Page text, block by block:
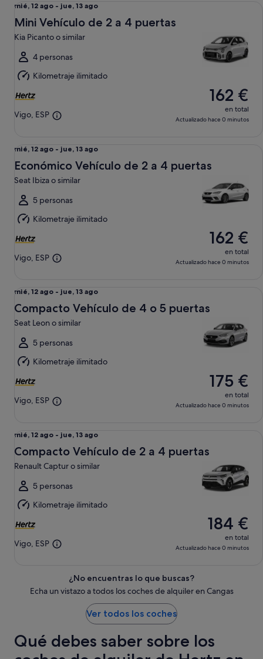
Del
mié,
12
ago
al
jue,
13
ago
mié, 12 ago - jue, 13 ago
Mini Vehículo de 2 a 4 puertas
Kia Picanto o similar
4 personas
Kilometraje ilimitado
Vigo, ESP
162 €
en total
Actualizado hace 0 minutos
Del
mié,
12
ago
al
jue,
13
ago
mié, 12 ago - jue, 13 ago
Económico Vehículo de 2 a 4 puertas
Seat Ibiza o similar
5 personas
Kilometraje ilimitado
Vigo, ESP
162 €
en total
Actualizado hace 0 minutos
Del
mié,
12
ago
al
jue,
13
ago
mié, 12 ago - jue, 13 ago
Compacto Vehículo de 4 o 5 puertas
Seat Leon o similar
5 personas
Kilometraje ilimitado
Vigo, ESP
175 €
en total
Actualizado hace 0 minutos
Del
mié,
12
ago
al
jue,
13
ago
mié, 12 ago - jue, 13 ago
Compacto Vehículo de 2 a 4 puertas
Renault Captur o similar
5 personas
Kilometraje ilimitado
Vigo, ESP
184 €
en total
Actualizado hace 0 minutos
¿No encuentras lo que buscas?
Echa un vistazo a todos los coches de alquiler en Cangas
Ver todos los coches
Qué debes saber sobre los